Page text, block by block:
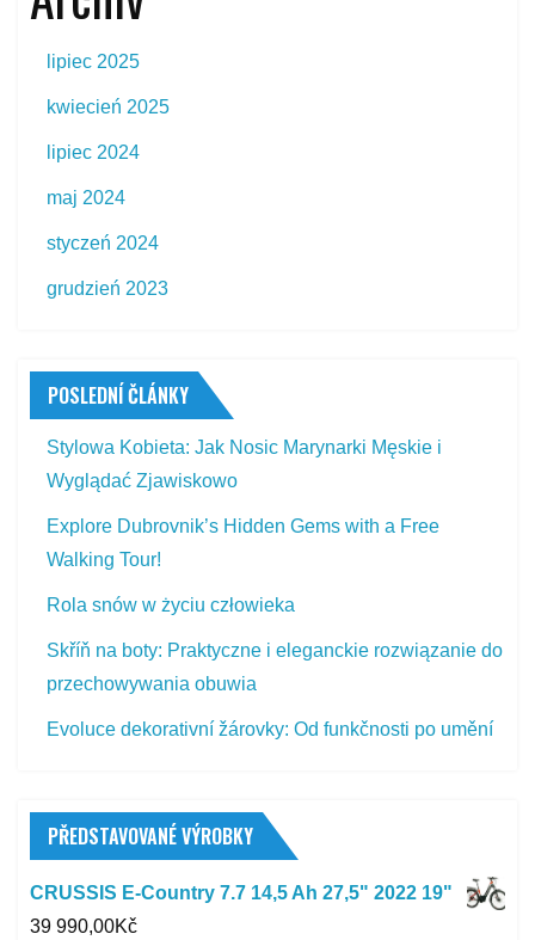
lipiec 2025
kwiecień 2025
lipiec 2024
maj 2024
styczeń 2024
grudzień 2023
POSLEDNÍ ČLÁNKY
Stylowa Kobieta: Jak Nosic Marynarki Męskie i
Wyglądać Zjawiskowo
Explore Dubrovnik’s Hidden Gems with a Free
Walking Tour!
Rola snów w życiu człowieka
Skříň na boty: Praktyczne i eleganckie rozwiązanie do
przechowywania obuwia
Evoluce dekorativní žárovky: Od funkčnosti po umění
PŘEDSTAVOVANÉ VÝROBKY
CRUSSIS E-Country 7.7 14,5 Ah 27,5" 2022 19"
39 990,00Kč